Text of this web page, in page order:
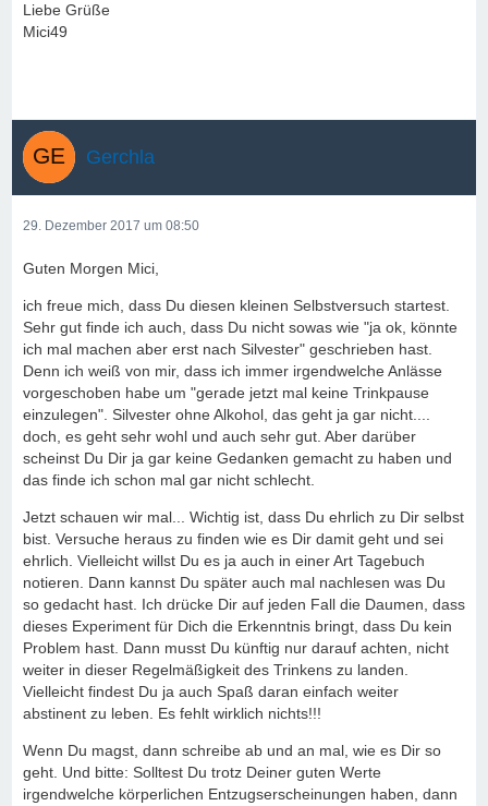
Liebe Grüße
Mici49
Gerchla
29. Dezember 2017 um 08:50
Guten Morgen Mici,
ich freue mich, dass Du diesen kleinen Selbstversuch startest.
Sehr gut finde ich auch, dass Du nicht sowas wie "ja ok, könnte
ich mal machen aber erst nach Silvester" geschrieben hast.
Denn ich weiß von mir, dass ich immer irgendwelche Anlässe
vorgeschoben habe um "gerade jetzt mal keine Trinkpause
einzulegen". Silvester ohne Alkohol, das geht ja gar nicht....
doch, es geht sehr wohl und auch sehr gut. Aber darüber
scheinst Du Dir ja gar keine Gedanken gemacht zu haben und
das finde ich schon mal gar nicht schlecht.
Jetzt schauen wir mal... Wichtig ist, dass Du ehrlich zu Dir selbst
bist. Versuche heraus zu finden wie es Dir damit geht und sei
ehrlich. Vielleicht willst Du es ja auch in einer Art Tagebuch
notieren. Dann kannst Du später auch mal nachlesen was Du
so gedacht hast. Ich drücke Dir auf jeden Fall die Daumen, dass
dieses Experiment für Dich die Erkenntnis bringt, dass Du kein
Problem hast. Dann musst Du künftig nur darauf achten, nicht
weiter in dieser Regelmäßigkeit des Trinkens zu landen.
Vielleicht findest Du ja auch Spaß daran einfach weiter
abstinent zu leben. Es fehlt wirklich nichts!!!
Wenn Du magst, dann schreibe ab und an mal, wie es Dir so
geht. Und bitte: Solltest Du trotz Deiner guten Werte
irgendwelche körperlichen Entzugserscheinungen haben, dann